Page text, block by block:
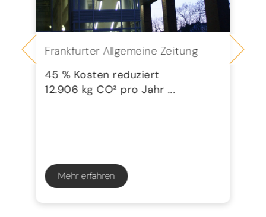
Frankfurter Allgemeine Zeitung
45 % Kosten reduziert
12.906 kg CO² pro Jahr ...
Mehr erfahren